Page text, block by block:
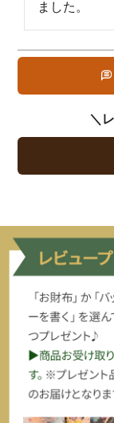
ました。